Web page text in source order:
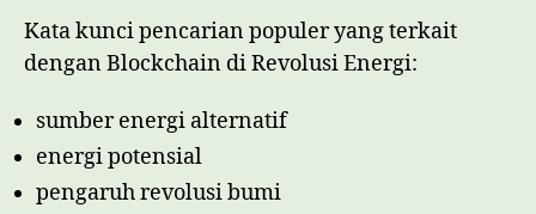
Kata kunci pencarian populer yang terkait
dengan Blockchain di Revolusi Energi:
sumber energi alternatif
energi potensial
pengaruh revolusi bumi